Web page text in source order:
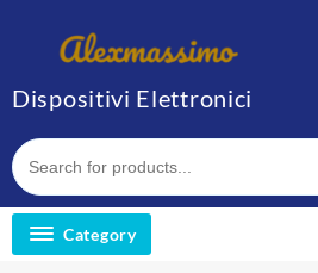
Dispositivi Elettronici
Category